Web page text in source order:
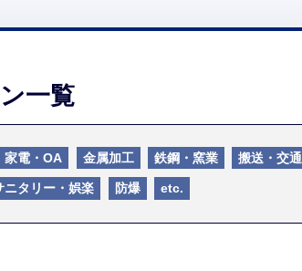
一覧
家電・OA 金属加工 鉄鋼・窯業 搬送・交通
ニタリー・娯楽 防爆 etc.